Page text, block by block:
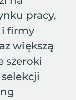
pracy,
i firmy
większą
szeroki